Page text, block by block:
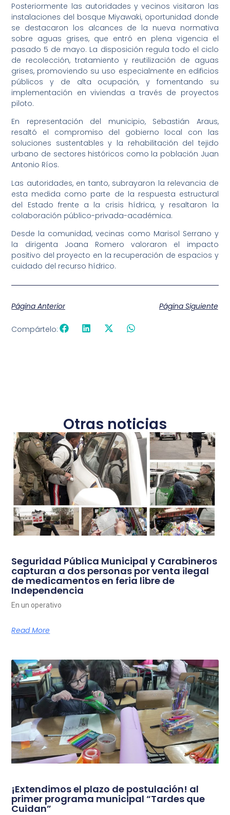
Posteriormente las autoridades y vecinos visitaron las
instalaciones del bosque Miyawaki, oportunidad donde
se destacaron los alcances de la nueva normativa
sobre aguas grises, que entró en plena vigencia el
pasado 5 de mayo. La disposición regula todo el ciclo
de recolección, tratamiento y reutilización de aguas
grises, promoviendo su uso especialmente en edificios
públicos y de alta ocupación, y fomentando su
implementación en viviendas a través de proyectos
piloto.
En representación del municipio, Sebastián Araus,
resaltó el compromiso del gobierno local con las
soluciones sustentables y la rehabilitación del tejido
urbano de sectores históricos como la población Juan
Antonio Ríos.
Las autoridades, en tanto, subrayaron la relevancia de
esta medida como parte de la respuesta estructural
del Estado frente a la crisis hídrica, y resaltaron la
colaboración público-privada-académica.
Desde la comunidad, vecinas como Marisol Serrano y
la dirigenta Joana Romero valoraron el impacto
positivo del proyecto en la recuperación de espacios y
cuidado del recurso hídrico.
Página Anterior Página Siguiente
Compártelo:
Otras noticias
Seguridad Pública Municipal y Carabineros
capturan a dos personas por venta ilegal
de medicamentos en feria libre de
Independencia
En un operativo
Read More
¡Extendimos el plazo de postulación! al
primer programa municipal “Tardes que
Cuidan”